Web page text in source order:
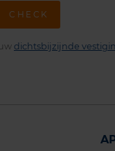
CHECK
dichtsbijzijnde